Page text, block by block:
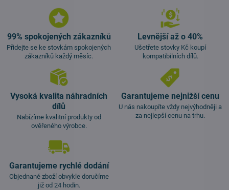
99% spokojených zákazníků
Přidejte se ke stovkám spokojených
zákazníků každý měsíc.
Levnější až o 40%
Ušetřete stovky Kč koupí
kompatibilních dílů.
Vysoká kvalita náhradních
dílů
Nabízíme kvalitní produkty od
ověřeného výrobce.
Garantujeme nejnižší cenu
U nás nakoupíte vždy nejvýhodněji a
za nejlepší cenu na trhu.
Garantujeme rychlé dodání
Objednané zboží obvykle doručíme
již od 24 hodin.